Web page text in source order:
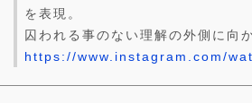
を表現。
囚われる事のない理解の外側に向
https://www.instagram.com/